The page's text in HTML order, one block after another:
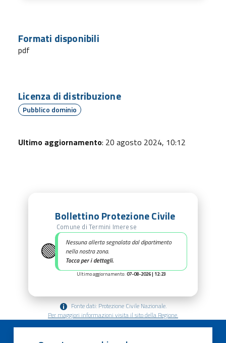
Formati disponibili
pdf
Licenza di distribuzione
Pubblico dominio
Ultimo aggiornamento: 20 agosto 2024, 10:12
🟢
Bollettino Protezione Civile
Comune di Termini Imerese
Nessuna allerta segnalata dal dipartimento
nella nostra zona.
Tocca per i dettagli.
Ultimo aggiornamento: 07-08-2026 | 12:23
Fonte dati: Protezione Civile Nazionale.
Per maggiori informazioni visita il sito della Regione.